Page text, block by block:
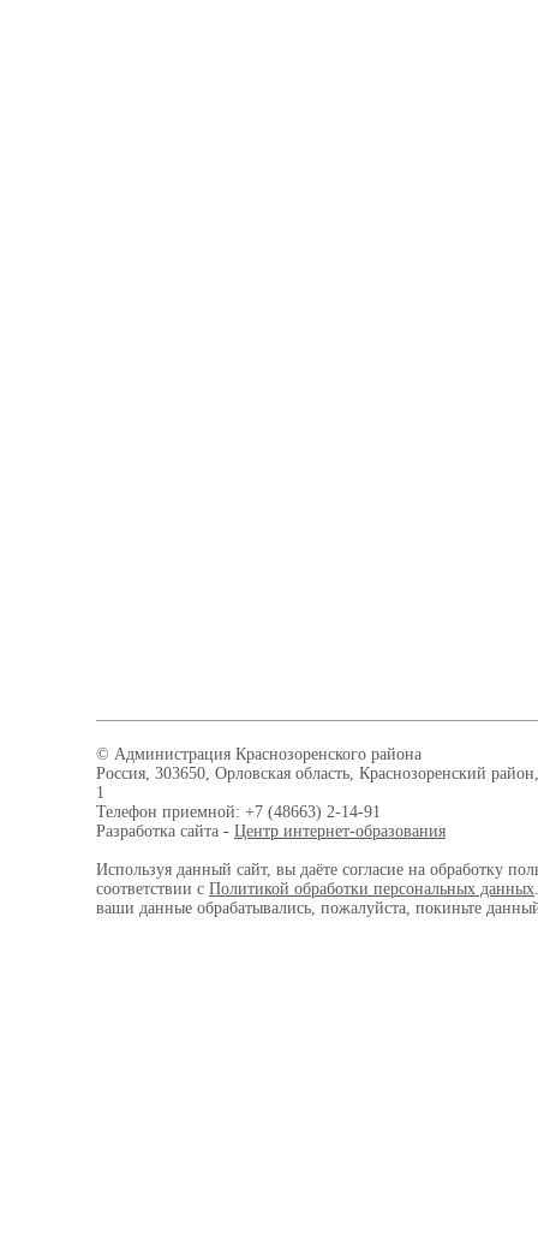
© Администрация Краснозоренского района
Россия, 303650, Орловская область, Краснозоренский
1
Телефон приемной: +7 (48663) 2-14-91
Разработка сайта - Центр интернет-образования
Используя данный сайт, вы даёте согласие на обработку
соответствии с Политикой обработки персональных данных
ваши данные обрабатывались, пожалуйста, покиньте